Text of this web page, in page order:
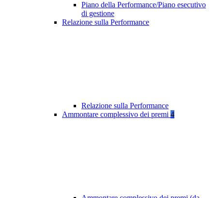
Piano della Performance/Piano esecutivo
di gestione
Relazione sulla Performance
Relazione sulla Performance
Ammontare complessivo dei premi 4